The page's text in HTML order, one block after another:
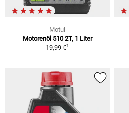
Motul
Motorenöl 510 2T, 1 Liter
19,99 €1